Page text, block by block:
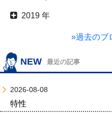
2019 年
»過去のブ
NEW 最近の記事
2026-08-08
特性